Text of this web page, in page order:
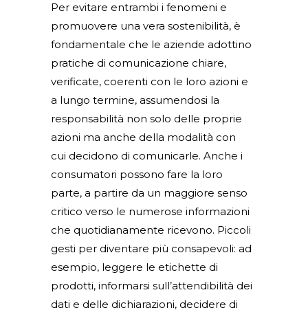
Per evitare entrambi i fenomeni e
promuovere una vera sostenibilità, è
fondamentale che le aziende adottino
pratiche di comunicazione chiare,
verificate, coerenti con le loro azioni e
a lungo termine, assumendosi la
responsabilità non solo delle proprie
azioni ma anche della modalità con
cui decidono di comunicarle. Anche i
consumatori possono fare la loro
parte, a partire da un maggiore senso
critico verso le numerose informazioni
che quotidianamente ricevono. Piccoli
gesti per diventare più consapevoli: ad
esempio, leggere le etichette di
prodotti, informarsi sull’attendibilità dei
dati e delle dichiarazioni, decidere di